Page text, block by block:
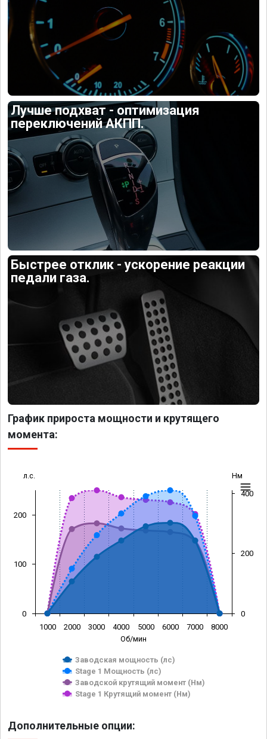
Лучше подхват - оптимизация
переключений АКПП.
Быстрее отклик - ускорение реакции
педали газа.
График прироста мощности и крутящего
момента:
Об/мин
л.с. Нм
Заводская мощность (лс)
Stage 1 Мощность (лс)
Заводской крутящий момент (Нм)
Stage 1 Крутящий момент (Нм)
1000 2000 3000 4000 5000 6000 7000 8000
0
100
200
0
200
400
Дополнительные опции: